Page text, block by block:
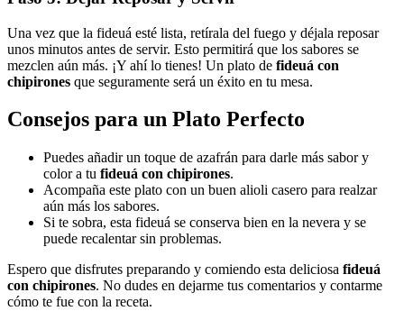
Una vez que la fideuá esté lista, retírala del fuego y déjala reposar
unos minutos antes de servir. Esto permitirá que los sabores se
mezclen aún más. ¡Y ahí lo tienes! Un plato de fideuá con
chipirones que seguramente será un éxito en tu mesa.
Consejos para un Plato Perfecto
Puedes añadir un toque de azafrán para darle más sabor y
color a tu fideuá con chipirones.
Acompaña este plato con un buen alioli casero para realzar
aún más los sabores.
Si te sobra, esta fideuá se conserva bien en la nevera y se
puede recalentar sin problemas.
Espero que disfrutes preparando y comiendo esta deliciosa fideuá
con chipirones. No dudes en dejarme tus comentarios y contarme
cómo te fue con la receta.